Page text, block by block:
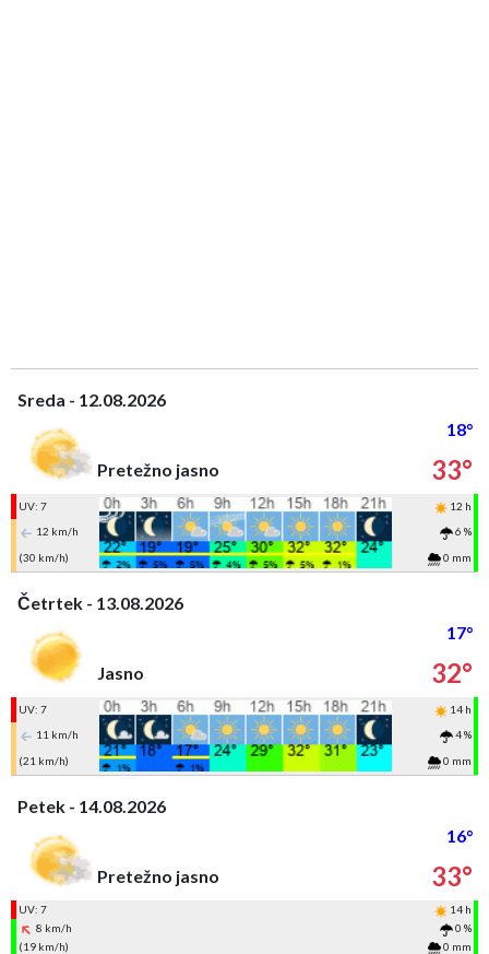
Sreda - 12.08.2026
18°
Pretežno jasno
33°
UV: 7
12 h
12 km/h
6 %
(30 km/h)
0 mm
Četrtek - 13.08.2026
17°
Jasno
32°
UV: 7
14 h
11 km/h
4 %
(21 km/h)
0 mm
Petek - 14.08.2026
16°
Pretežno jasno
33°
UV: 7
14 h
8 km/h
0 %
(19 km/h)
0 mm